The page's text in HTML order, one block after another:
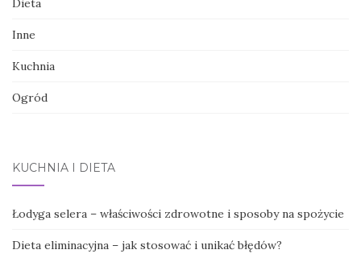
Dieta
Inne
Kuchnia
Ogród
KUCHNIA I DIETA
Łodyga selera – właściwości zdrowotne i sposoby na spożycie
Dieta eliminacyjna – jak stosować i unikać błędów?